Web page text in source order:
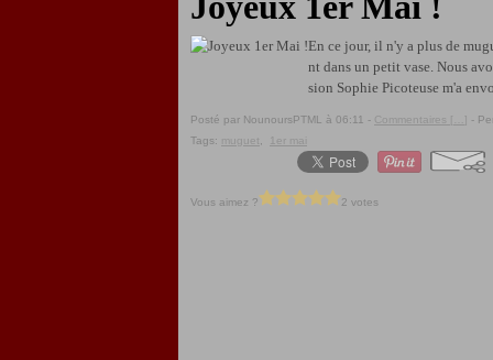
En ce jour, il n'y a plus de
nt dans un petit vase. Nous
sion Sophie Picoteuse m'a
Posté par NounoursPTML à 06:11 - Commentaires [ ] -
Tags:
muguet 1er mai
Vous aimez ? 2 votes